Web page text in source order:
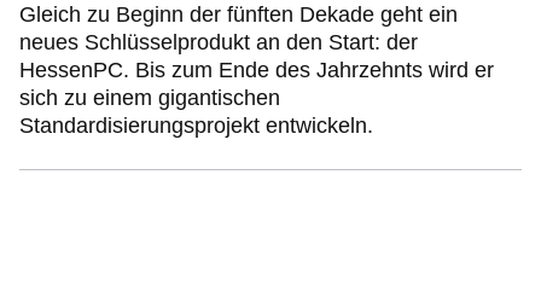
Gleich zu Beginn der fünften Dekade geht ein
neues Schlüsselprodukt an den Start: der
HessenPC. Bis zum Ende des Jahrzehnts wird er
sich zu einem gigantischen
Standardisierungsprojekt entwickeln.